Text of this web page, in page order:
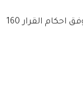
وقال المصدر في حديث، “وفاة نزيل مفوض مرور منسوب الى مديرية مرور الكرخ والمحكوم وفق احكام القرار 160